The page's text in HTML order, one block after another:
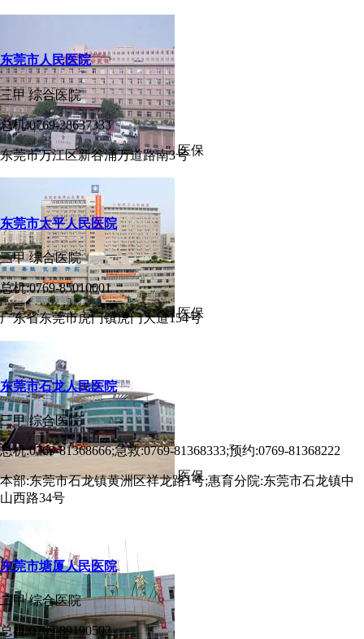
医保
东莞市人民医院
三甲 综合医院
总机:0769-28637333
东莞市万江区新谷涌万道路南3号
医保
东莞市太平人民医院
三甲 综合医院
总机:0769-85010001
广东省东莞市虎门镇虎门大道154号
医保
东莞市石龙人民医院
三甲 综合医院
总机:0769-81368666;急救:0769-81368333;预约:0769-81368222
本部:东莞市石龙镇黄洲区祥龙路1号;惠育分院:东莞市石龙镇中
山西路34号
东莞市塘厦人民医院
二甲 综合医院
总机:0769-89190502